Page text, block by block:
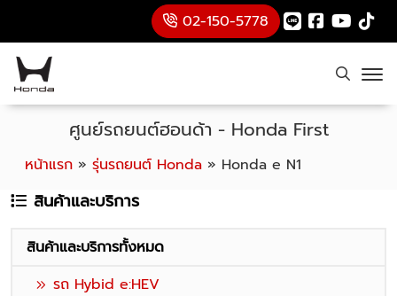
02-150-5778
หน้าแรก » รุ่นรถยนต์ Honda » Honda e N1
ศูนย์รถยนต์ฮอนด้า - Honda First
สินค้าและบริการ
สินค้าและบริการทั้งหมด
รถ Hybid e:HEV